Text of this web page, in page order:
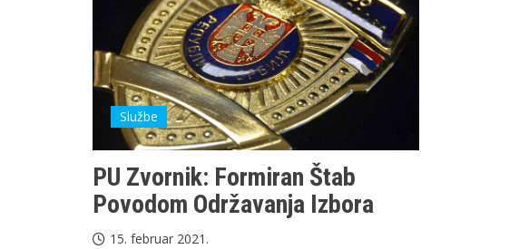
Službe
PU Zvornik: Formiran Štab
Povodom Održavanja Izbora
15. februar 2021.